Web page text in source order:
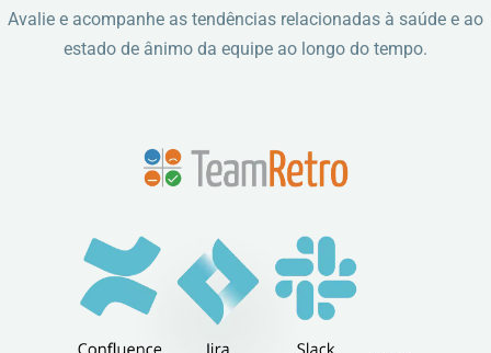
Avalie e acompanhe as tendências relacionadas à saúde e ao
estado de ânimo da equipe ao longo do tempo.